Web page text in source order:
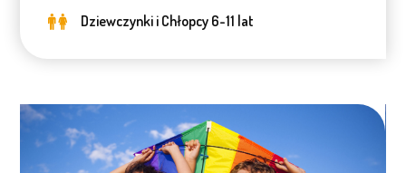
Dziewczynki i Chłopcy 6-11 lat